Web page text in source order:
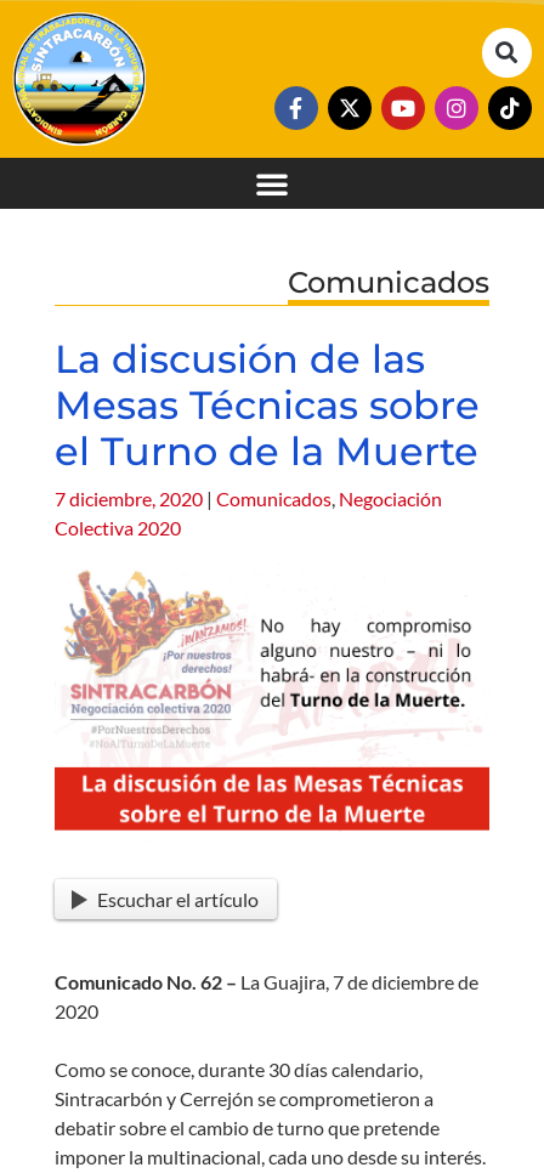
Comunicados
La discusión de las
Mesas Técnicas sobre
el Turno de la Muerte
7 diciembre, 2020 | Comunicados, Negociación
Colectiva 2020
Escuchar el artículo
Comunicado No. 62 – La Guajira, 7 de diciembre de
2020
Como se conoce, durante 30 días calendario,
Sintracarbón y Cerrejón se comprometieron a
debatir sobre el cambio de turno que pretende
imponer la multinacional, cada uno desde su interés.